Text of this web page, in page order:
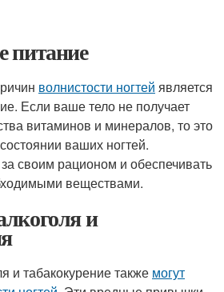
питание
волнистости ногтей является
Если ваше тело не получает
витаминов и минералов, то это
ваших ногтей.
своим рационом и обеспечивать
веществами.
и
и табакокурение также могут